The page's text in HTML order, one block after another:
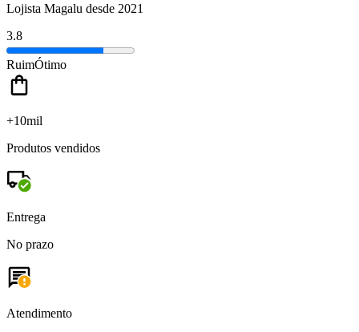
Lojista Magalu desde 2021
3.8
RuimÓtimo
+10mil
Produtos vendidos
Entrega
No prazo
Atendimento